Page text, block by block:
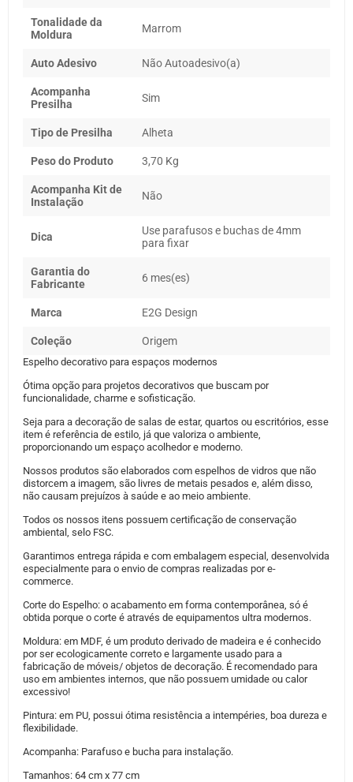
Tonalidade da
Moldura
Marrom
Auto Adesivo Não Autoadesivo(a)
Acompanha
Presilha
Sim
Tipo de Presilha Alheta
Peso do Produto 3,70 Kg
Acompanha Kit de
Instalação
Não
Dica
Use parafusos e buchas de 4mm
para fixar
Garantia do
Fabricante
6 mes(es)
Marca E2G Design
Coleção Origem
Espelho decorativo para espaços modernos
Ótima opção para projetos decorativos que buscam por
funcionalidade, charme e sofisticação.
Seja para a decoração de salas de estar, quartos ou escritórios, esse
item é referência de estilo, já que valoriza o ambiente,
proporcionando um espaço acolhedor e moderno.
Nossos produtos são elaborados com espelhos de vidros que não
distorcem a imagem, são livres de metais pesados e, além disso,
não causam prejuízos à saúde e ao meio ambiente.
Todos os nossos itens possuem certificação de conservação
ambiental, selo FSC.
Garantimos entrega rápida e com embalagem especial, desenvolvida
especialmente para o envio de compras realizadas por e-
commerce.
Corte do Espelho: o acabamento em forma contemporânea, só é
obtida porque o corte é através de equipamentos ultra modernos.
Moldura: em MDF, é um produto derivado de madeira e é conhecido
por ser ecologicamente correto e largamente usado para a
fabricação de móveis/ objetos de decoração. É recomendado para
uso em ambientes internos, que não possuem umidade ou calor
excessivo!
Pintura: em PU, possui ótima resistência a intempéries, boa dureza e
flexibilidade.
Acompanha: Parafuso e bucha para instalação.
Tamanhos: 64 cm x 77 cm